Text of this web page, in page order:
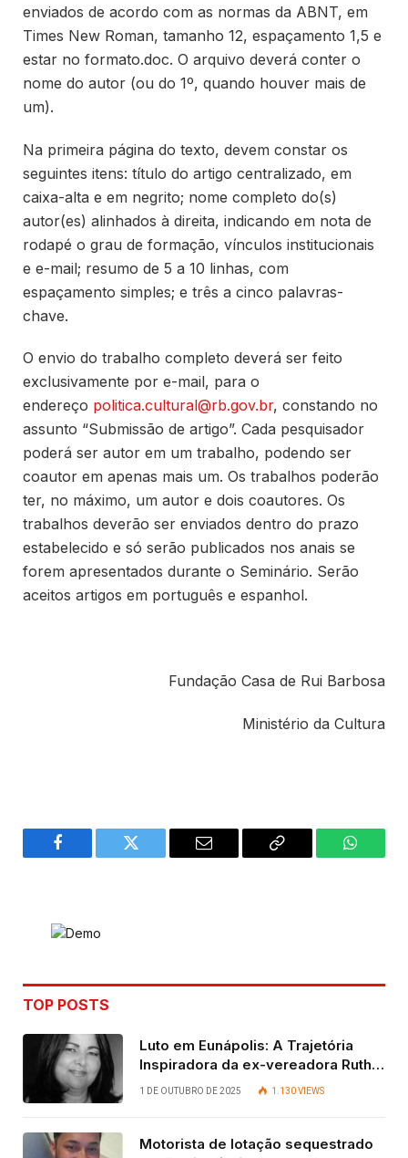
enviados de acordo com as normas da ABNT, em
Times New Roman, tamanho 12, espaçamento 1,5 e
estar no formato.doc. O arquivo deverá conter o
nome do autor (ou do 1º, quando houver mais de
um).
Na primeira página do texto, devem constar os
seguintes itens: título do artigo centralizado, em
caixa-alta e em negrito; nome completo do(s)
autor(es) alinhados à direita, indicando em nota de
rodapé o grau de formação, vínculos institucionais
e e-mail; resumo de 5 a 10 linhas, com
espaçamento simples; e três a cinco palavras-
chave.
O envio do trabalho completo deverá ser feito
exclusivamente por e-mail, para o
endereço politica.cultural@rb.gov.br, constando no
assunto “Submissão de artigo”. Cada pesquisador
poderá ser autor em um trabalho, podendo ser
coautor em apenas mais um. Os trabalhos poderão
ter, no máximo, um autor e dois coautores. Os
trabalhos deverão ser enviados dentro do prazo
estabelecido e só serão publicados nos anais se
forem apresentados durante o Seminário. Serão
aceitos artigos em português e espanhol.
Fundação Casa de Rui Barbosa
Ministério da Cultura
Facebook Twitter Email
Copy
TOP POSTS
Luto em Eunápolis: A Trajetória
Inspiradora da ex-vereadora Ruth
Contadora
1 DE OUTUBRO DE 2025 1.130VIEWS
Motorista de lotação sequestrado